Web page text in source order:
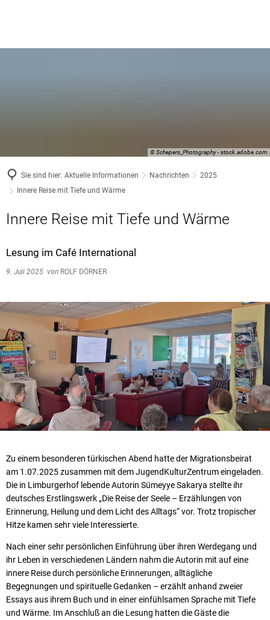
© Schepers_Photography - stock.adobe.com
Sie sind hier: Aktuelle Informationen Nachrichten
2025
Innere Reise mit Tiefe und Wärme
Innere Reise mit Tiefe und Wärme
Lesung im Café International
9. Juli 2025 von ROLF DÖRNER
Zu einem besonderen türkischen Abend hatte der Migrationsbeirat
am 1.07.2025 zusammen mit dem JugendKulturZentrum eingeladen.
Die in Limburgerhof lebende Autorin Sümeyye Sakarya stellte ihr
deutsches Erstlingswerk „Die Reise der Seele – Erzählungen von
Erinnerung, Heilung und dem Licht des Alltags“ vor. Trotz tropischer
Hitze kamen sehr viele Interessierte.
Nach einer sehr persönlichen Einführung über ihren Werdegang und
ihr Leben in verschiedenen Ländern nahm die Autorin mit auf eine
innere Reise durch persönliche Erinnerungen, alltägliche
Begegnungen und spirituelle Gedanken – erzählt anhand zweier
Essays aus ihrem Buch und in einer einfühlsamen Sprache mit Tiefe
und Wärme. Im Anschluß an die Lesung hatten die Gäste die